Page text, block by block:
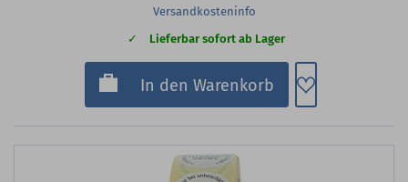
Versandkosteninfo
Lieferbar sofort ab Lager
In den Warenkorb Zum